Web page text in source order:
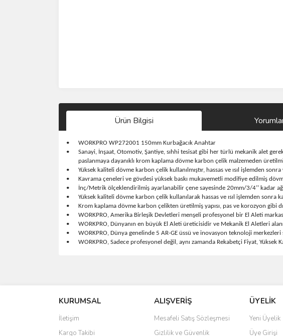
Ürün Bilgisi
•
WORKPRO WP272001 150mm Kurbağacık Anahtar
•
Sanayi, İnşaat, Otomotiv, Şantiye, sıhhi tesisat gibi her türlü mekanik alet
paslanmaya dayanıklı krom kaplama dövme karbon çelik malzemeden
•
Yüksek kaliteli dövme karbon çelik kullanılmıştır, hassas ve ısıl işlemden
•
Kavrama çeneleri ve gövdesi yüksek baskı mukavemetli modifiye edilmiş
•
İnç/Metrik ölçeklendirilmiş ayarlanabilir çene sayesinde 20mm/3/4’’ kadar ağız
•
Yüksek kaliteli dövme karbon çelik kullanılarak hassas ve ısıl işlemden sonra
•
Krom kaplama dövme karbon çelikten üretilmiş yapısı, pas ve korozyon gibi
•
WORKPRO, Amerika Birleşik Devletleri menşeli profesyonel bir El Aleti
•
WORKPRO, Dünyanın en büyük El Aleti üreticisidir ve Mekanik El Aletleri
•
WORKPRO, Dünya genelinde 5 AR-GE üssü ve inovasyon teknoloji
•
WORKPRO, Sadece profesyonel değil, aynı zamanda Rekabetçi Fiyat,
Ürün resmi kalitesiz, bozuk veya görüntülenemiyor.
Ürün açıklamasında eksik bilgiler bulunuyor.
Ürün bilgilerinde hatalar bulunuyor.
KURUMSAL
İletişim
Kargo Takibi
ALIŞVERİŞ
Mesafeli Satış Sözleşmesi
Gizlilik ve Güvenlik
ÜYELİK
Yeni Üyelik
Üye Girişi